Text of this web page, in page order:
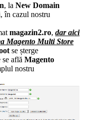
, la New Domain
în cazul nostru
magazin2.ro, dar aici
Magento Multi Store
se șterge
se află Magento
nostru